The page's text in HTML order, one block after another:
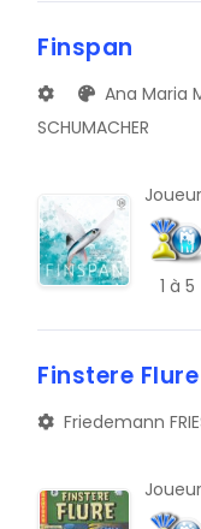
Finspan
Ana Maria
SCHUMACHER
1 à 5
Finstere Flure
Friedemann